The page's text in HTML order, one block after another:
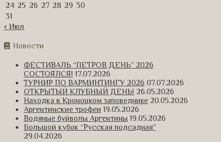
24 25 26 27 28 29 30
31
« Июл
Новости
ФЕСТИВАЛЬ “ПЕТРОВ ДЕНЬ” 2026
СОСТОЯЛСЯ! 17.07.2026
ТУРНИР ПО ВАРМИНТИНГУ 2026 07.07.2026
ОТКРЫТЫЙ КЛУБНЫЙ ДЕНЬ! 26.05.2026
Находка в Кроноцком заповеднике 20.05.2026
Аргентинские трофеи 19.05.2026
Водяные буйволы Аргентины 19.05.2026
Большой кубок “Русская подсадная”
29.04.2026